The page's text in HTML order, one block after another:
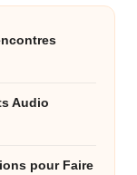
Audio
pour Faire